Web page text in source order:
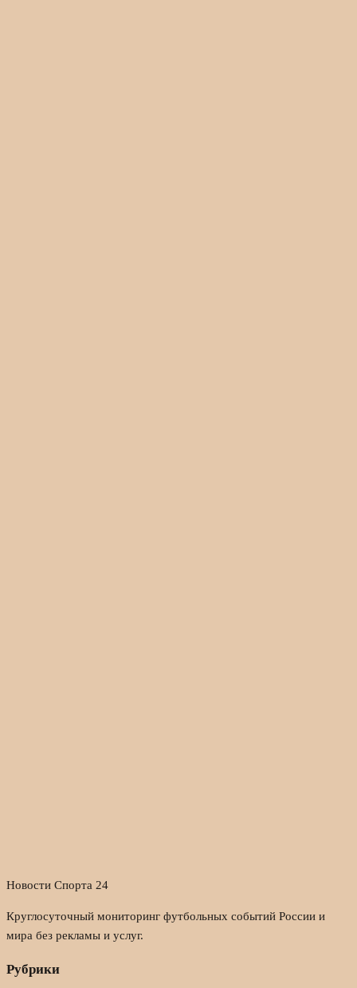
Новости Спорта 24
Круглосуточный мониторинг футбольных событий России и
мира без рекламы и услуг.
Рубрики